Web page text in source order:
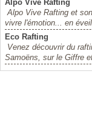
Alpo Vive Rafting
Alpo Vive Rafting et
vivre l'émotion... en
Eco Rafting
Venez découvrir du
Samoëns, sur le Giffre